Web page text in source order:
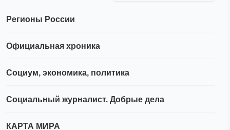
Регионы России
Официальная хроника
Социум, экономика, политика
Социальный журналист. Добрые дела
КАРТА МИРА